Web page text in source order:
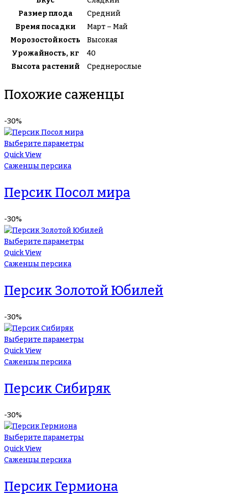
Размер плода
Средний
Время посадки
Март – Май
Морозостойкость
Высокая
Урожайность, кг
40
Высота растений
Среднерослые
Похожие саженцы
-30%
Выберите параметры
Quick View
Саженцы персика
Персик Посол мира
-30%
Выберите параметры
Quick View
Саженцы персика
Персик Золотой Юбилей
-30%
Выберите параметры
Quick View
Саженцы персика
Персик Сибиряк
-30%
Выберите параметры
Quick View
Саженцы персика
Персик Гермиона